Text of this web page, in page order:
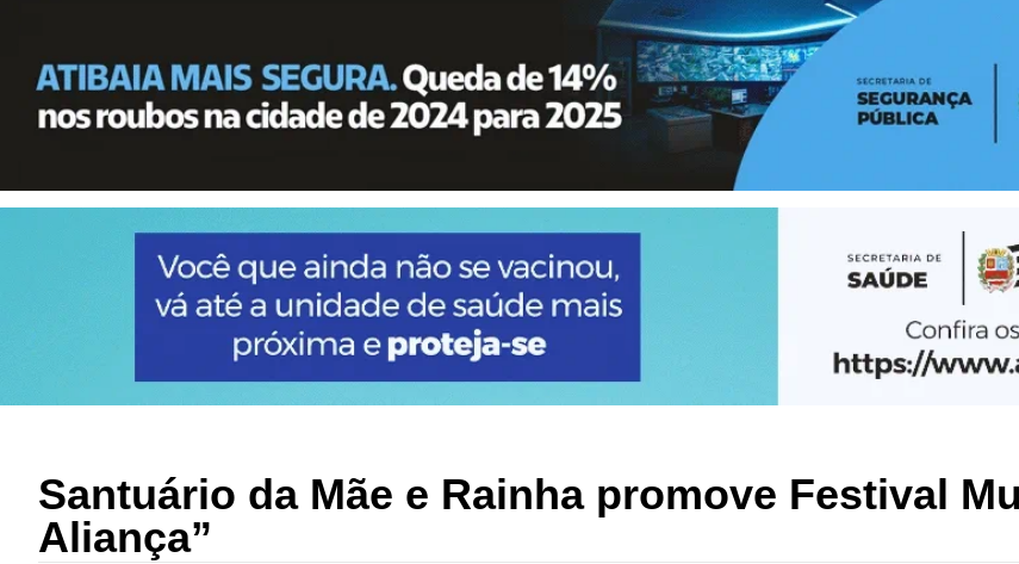
Santuário da Mãe e Rainha promove Festival
Aliança”